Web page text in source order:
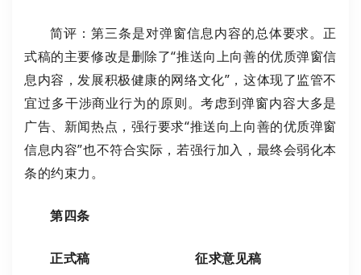
简评：第三条是对弹窗信息内容的总体要求。正
式稿的主要修改是删除了“推送向上向善的优质弹窗信
息内容，发展积极健康的网络文化”，这体现了监管不
宜过多干涉商业行为的原则。考虑到弹窗内容大多是
广告、新闻热点，强行要求“推送向上向善的优质弹窗
信息内容”也不符合实际，若强行加入，最终会弱化本
条的约束力。
第四条
正式稿 征求意见稿